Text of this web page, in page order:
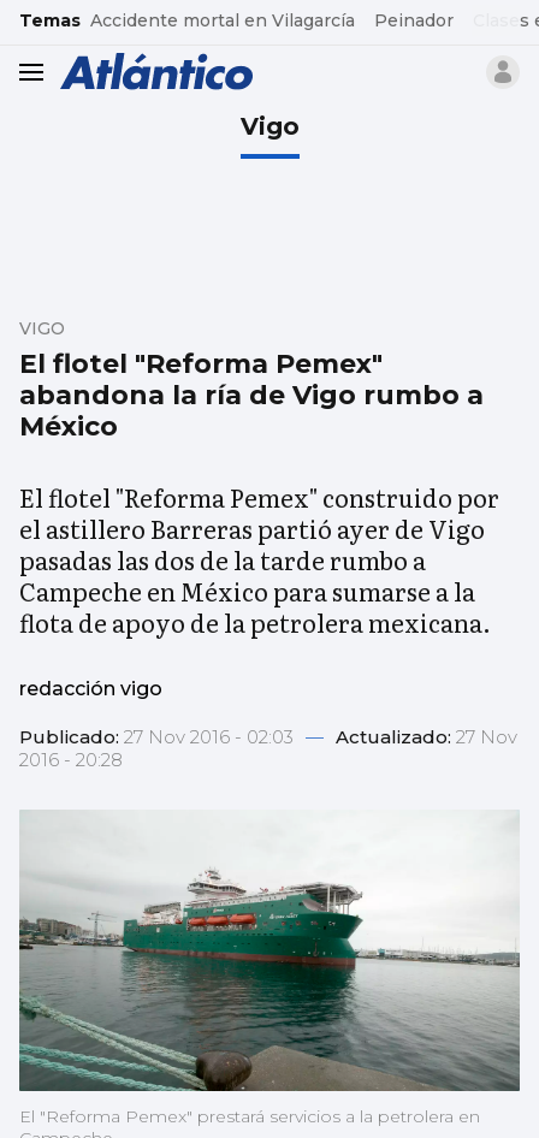
common.go-to-content
Temas Accidente mortal en Vilagarcía Peinador
header.menu.open
Vigo
El flotel "Reforma Pemex"
abandona la ría de Vigo rumbo a
México
VIGO
El flotel "Reforma Pemex" construido por
el astillero Barreras partió ayer de Vigo
pasadas las dos de la tarde rumbo a
Campeche en México para sumarse a la
flota de apoyo de la petrolera mexicana.
redacción vigo
Publicado: 27 Nov 2016 - 02:03 — Actualizado: 27 Nov
2016 - 20:28
El "Reforma Pemex" prestará servicios a la petrolera en